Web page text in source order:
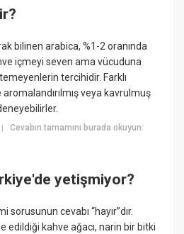
bilinen arabica, %1-2 oranında
içmeyi seven ama vücuduna
tercihidir. Farklı
veya kavrulmuş
|Cevabın tamamını burada okuyun:
yetişmiyor?
cevabı “hayır”dır.
edildiği kahve ağacı, narin bir bitki